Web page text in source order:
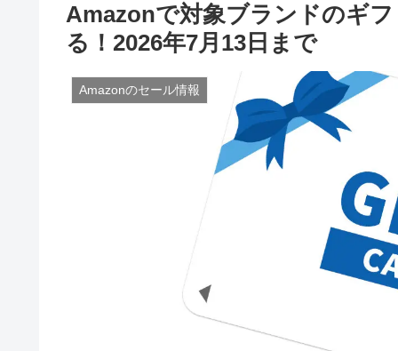
Amazonで対象ブランドのギ
る！2026年7月13日まで
Amazonのセール情報